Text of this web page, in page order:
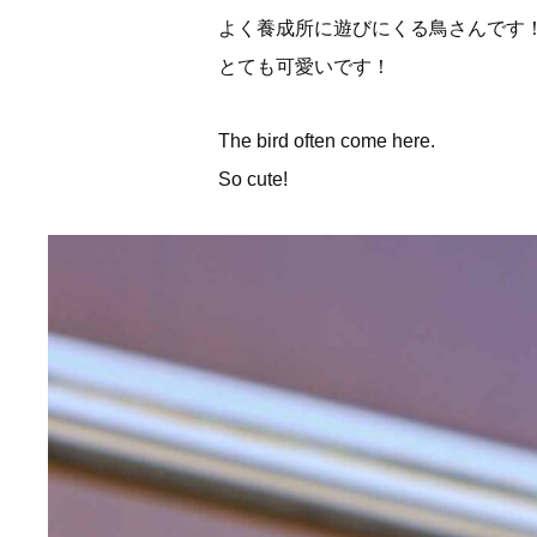
よく養成所に遊びにくる鳥さんです
とても可愛いです！
The bird often come here.
So cute!